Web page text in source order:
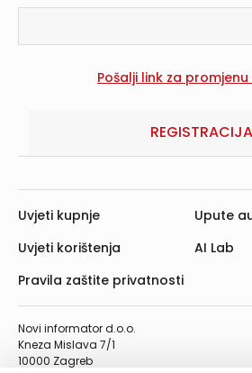
REGISTRACIJA
Novi informator d.o.o.
Kneza Mislava 7/1
10000 Zagreb
Uvjeti kupnje
Uvjeti korištenja
Pravila zaštite privatnosti
Upute
AI Lab